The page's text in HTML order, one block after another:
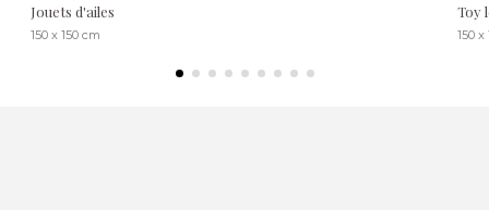
Jouets d'ailes
150 x 150 cm
Toy
150 x